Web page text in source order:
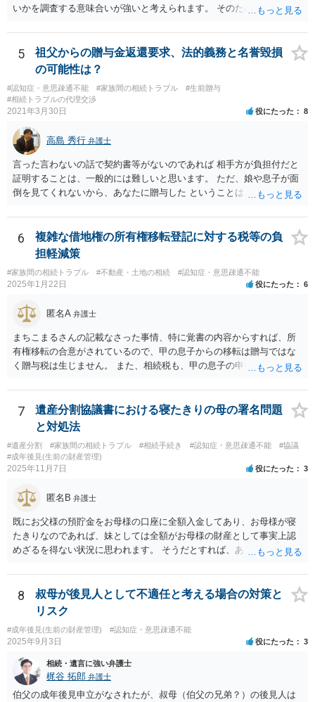
いかを調査する意味合いが強いと考えられます。 そのため、ご相談の
す。 ２） 場合によっては、介護や被後見人の財産の処分等に関して、
後見人から相談があることも考えられます。 また、お祖母さんがお亡
くなりになった場合、相続人となる可能性がありますが、 その場合は
相続放棄されれば問題ありません。 ３） 完全に拒否する方法はないか
もしれませんが、 関わりを持ちたくないとのことでしたら、親族の意
見書にその旨を記載して提出しておけば良いかも知れません。 後見人
は低いと考えられます。 以上、ご参考になさってください。
5
祖父からの贈与金返還要求、法的義務と名誉毀損
の可能性は？
#認知症・意思疎通不能 #家族間の相続トラブル
#生前贈与
#相続トラブルの代理交渉
2021年3月30日 役にたった 8
高島 秀行 弁護士
言った言わないの話で契約書等がないのであれば 相手方が負担付だと
証明することは、一般的には難しいと思います。 ただ、娘や息子が面
倒を見てくれないから、あなたに贈与した ということは あなたは面倒
性はあります。 祖父は、なぜあなたが面倒を見ないと言ったのに贈与
してくれたのか ということが問題となる可能性はあります。 祖父が認
知症という診断を受ければ 贈与時に判断能力がなかったから無効だと
主張してくる可能性はあります。 それが通るかは、医師の診断時期と
診断内容によります。
6
複雑な借地権の所有権移転登記に対する税等の負
担軽減策
#家族間の相続トラブル #不動産・土地の相続 #認知症・意思疎通不能
2025年1月22日 役にたった 6
匿名A 弁護士
まちこまるさんの記載なさった事情、特に覚書の内容からすれば、所
有権移転の合意がされているので、甲の息子からの移転は贈与ではな
く贈与税は生じません。 また、相続税も、甲の息子の申告の内容の問
で、支払う義務はないということになります。 所有権移転登記を求め
て裁判を起こすというのが本筋でしょう。 弁護士に依頼してくださ
7
遺産分割協議書における寝たきりの母の署名問題
と対処法
#遺産分割 #家族間の相続トラブル #相続手続き #認知症・意思疎通不能
#協議
#成年後見(生前の財産管理)
2025年11月7日 役にたった 3
匿名B 弁護士
既にお父様の預貯金をお母様の口座に全額入金してあり、お母様が寝
たきりなのであれば、妹としては全額がお母様の財産として事実上認
めざるを得ない状況に思われます。 そうだとすれば、あえて遺産分割
す。 また、遺産分割協議書を作成しても特にメリットがない妹の協力
が期待できるのかも不明です。 お母様の相続が開始するまで、ご質問
主としては行動を起こす必要がないように思えますが、いかがでしょ
うか。
8
叔母が後見人として不適任と考える場合の対策と
リスク
#成年後見(生前の財産管理) #認知症・意思疎通不能
2025年9月3日 役にたった 3
相続・遺言に強い弁護士
梶谷 拓郎 弁護士
伯父の成年後見申立がなされたが、叔母（伯父の兄弟？）の後見人は